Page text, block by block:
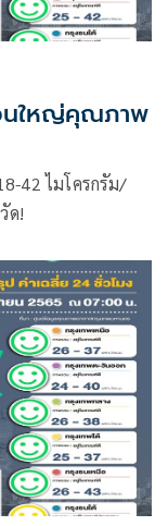
นใหญ่คุณภาพ
42 ไมโครกรัม/
ด!